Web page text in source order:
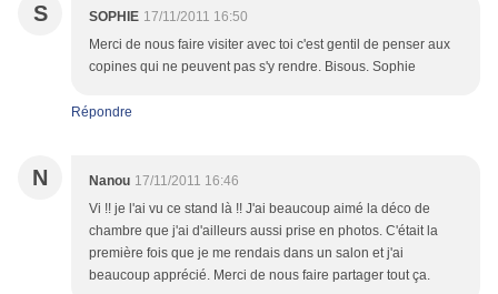
S SOPHIE 17/11/2011 16:50
Merci de nous faire visiter avec toi c'est gentil de penser aux
copines qui ne peuvent pas s'y rendre. Bisous. Sophie
Répondre
N Nanou 17/11/2011 16:46
Vi !! je l'ai vu ce stand là !! J'ai beaucoup aimé la déco de
chambre que j'ai d'ailleurs aussi prise en photos. C'était la
première fois que je me rendais dans un salon et j'ai
beaucoup apprécié. Merci de nous faire partager tout ça.